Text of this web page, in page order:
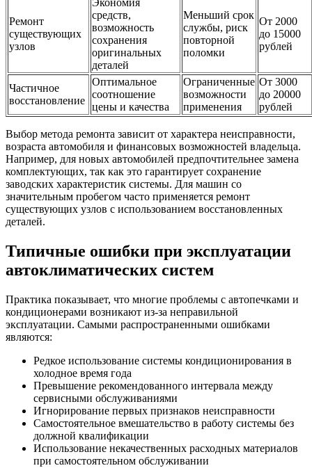
Ремонт
существующих
узлов
Экономия
средств,
возможность
сохранения
оригинальных
деталей
Меньший срок
службы, риск
повторной
поломки
От 2000
до 15000
рублей
Частичное
восстановление
Оптимальное
соотношение
цены и качества
Ограниченные
возможности
применения
От 3000
до 20000
рублей
Выбор метода ремонта зависит от характера неисправности,
возраста автомобиля и финансовых возможностей владельца.
Например, для новых автомобилей предпочтительнее замена
комплектующих, так как это гарантирует сохранение
заводских характеристик системы. Для машин со
значительным пробегом часто применяется ремонт
существующих узлов с использованием восстановленных
деталей.
Типичные ошибки при эксплуатации
автоклиматических систем
Практика показывает, что многие проблемы с автопечками и
кондиционерами возникают из-за неправильной
эксплуатации. Самыми распространенными ошибками
являются:
Редкое использование системы кондиционирования в
холодное время года
Превышение рекомендованного интервала между
сервисными обслуживаниями
Игнорирование первых признаков неисправности
Самостоятельное вмешательство в работу системы без
должной квалификации
Использование некачественных расходных материалов
при самостоятельном обслуживании